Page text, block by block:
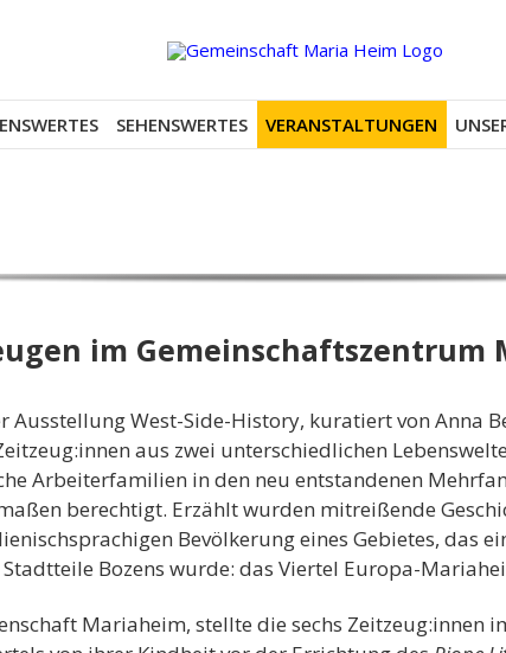
SEHENSWERTES VERANSTALTUNGEN
im Gemeinschaftszentrum
Ausstellung West-Side-History, kuratiert von Anna
aus zwei unterschiedlichen
Arbeiterfamilien in den neu entstandenen
berechtigt. Erzählt wurden mitreißende
Bevölkerung eines Gebietes, das
Bozens wurde: das Viertel Europa-
Mariaheim, stellte die sechs Zeitzeug:innen